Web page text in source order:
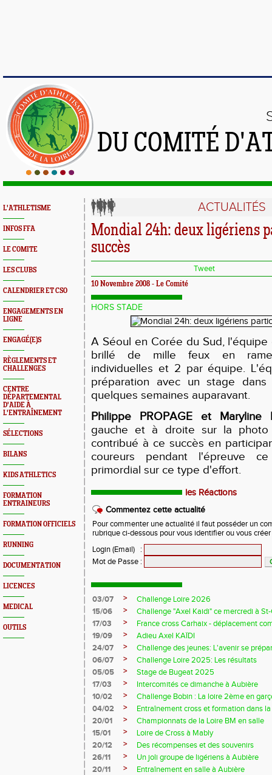
DU COMITÉ
L'ATHLETISME
INFOS FFA
LE COMITE
LES CLUBS
CALENDRIER ET CSO
ENGAGEMENTS EN
LIGNE
ENGAGÉ(E)S
RÈGLEMENTS ET
CHALLENGES
CENTRE
DÉPARTEMENTAL
D'AIDE À
L'ENTRAÎNEMENT
SÉLECTIONS
BILANS
KIDS ATHLETICS
FORMATION
ENTRAINEURS
FORMATION OFFICIELS
RUNNING
DOCUMENTATION
LICENCES
MEDICAL
OUTILS
ACTUALITÉS
Mondial 24h: deux ligériens
succès
Tweet
10 Novembre 2008 - Le Comité
HORS STADE
A Séoul en Corée du Sud,
brillé de mille feux en
individuelles et 2 par équipe.
préparation avec un stage
quelques semaines auparavant.
Philippe PROPAGE et Maryline
gauche et à droite sur la photo
contribué à ce succès en
coureurs pendant l'épreuve
primordial sur ce type d'effort.
les Réactions
Commentez cette actualité
Pour commenter une actualité il faut posséder un
rubrique ci-dessous pour vous identifier ou vous
Login (Email)
:
Mot de Passe :
03/07 >
Challenge Loire 2026
15/06
>
Challenge "Axel Kaidi" ce mercredi à
17/03
>
France cross Carhaix - déplacement
19/09
>
Adieu Axel KAÏDI
24/07
>
Challenge des jeunes: L'avenir se
06/07
>
Challenge Loire 2025: Les résultats
05/05
>
Stage de Bugeat 2025
17/03
>
Intercomités ce dimanche à Aubière
10/02
>
Challenge Bobin : La loire 2ème en
04/02
>
Entraînement cross et formation dans
20/01
>
Championnats de la Loire BM en salle
15/01
>
Loire de Cross à Mably
20/12
>
Des récompenses et des souvenirs
26/11
>
Un joli groupe de ligériens à Aubière
20/11
>
Entraînement en salle à Aubière